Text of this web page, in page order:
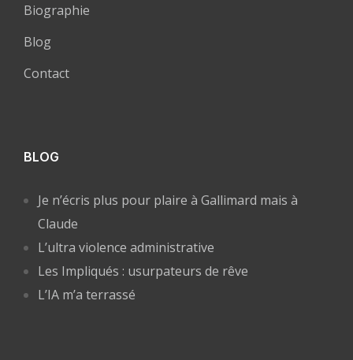
Biographie
Blog
Contact
BLOG
Je n’écris plus pour plaire à Gallimard mais à
Claude
L’ultra violence administrative
Les Impliqués : usurpateurs de rêve
L’IA m’a terrassé